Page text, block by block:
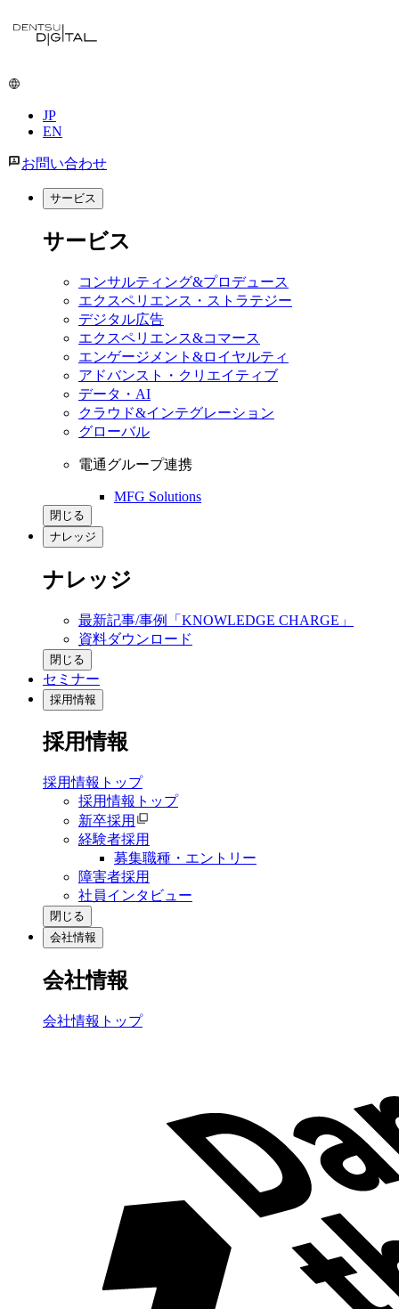
メ
コ
ツ
JP
EN
お問い合わせ
サービス
サービス
コンサルティング&プロデュース
エクスペリエンス・ストラテジー
デジタル広告
エクスペリエンス&コマース
エンゲージメント&ロイヤルティ
アドバンスト・クリエイティブ
データ・AI
クラウド&インテグレーション
グローバル
電通グループ連携
MFG Solutions
閉じる
ナレッジ
ナレッジ
最新記事/事例「KNOWLEDGE CHARGE」
資料ダウンロード
閉じる
セミナー
採用情報
採用情報
採用情報トップ
採用情報トップ
新卒採用
経験者採用
募集職種・エントリー
障害者採用
社員インタビュー
閉じる
会社情報
会社情報
会社情報トップ